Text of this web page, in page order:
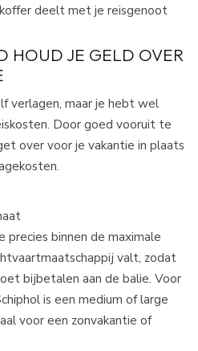
deelt met je reisgenoot
HOUD JE GELD OVER
verlagen, maar je hebt wel
Door goed vooruit te
over voor je vakantie in plaats
precies binnen de maximale
valt, zodat
bijbetalen aan de balie. Voor
is een medium of large
voor een zonvakantie of